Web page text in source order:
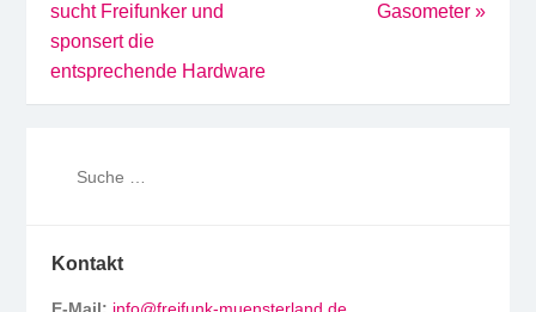
sucht Freifunker und
sponsert die
entsprechende Hardware
Gasometer»
Kontakt